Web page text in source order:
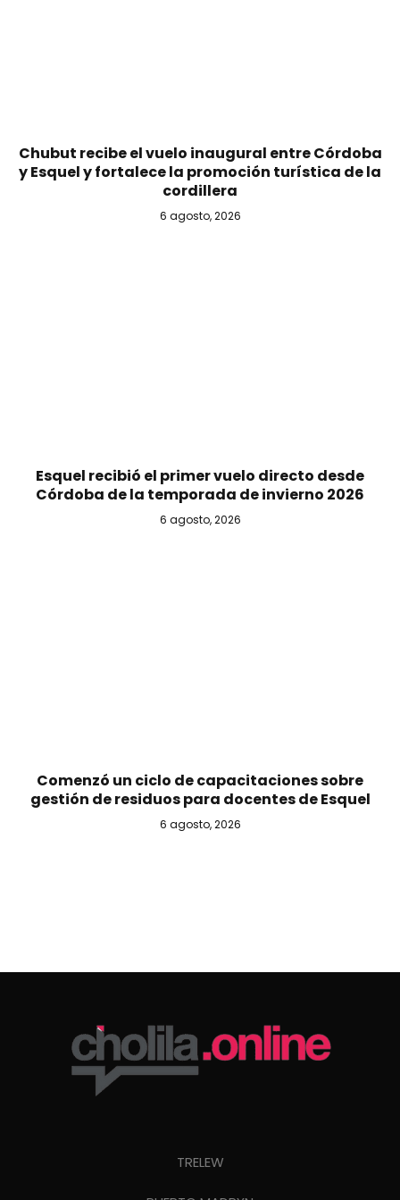
Chubut recibe el vuelo inaugural entre Córdoba
y Esquel y fortalece la promoción turística de la
cordillera
6 agosto, 2026
Esquel recibió el primer vuelo directo desde
Córdoba de la temporada de invierno 2026
6 agosto, 2026
Comenzó un ciclo de capacitaciones sobre
gestión de residuos para docentes de Esquel
6 agosto, 2026
TRELEW